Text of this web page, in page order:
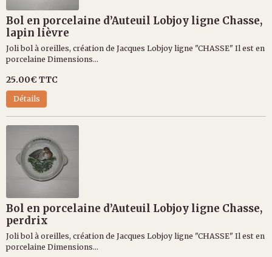
Bol en porcelaine d’Auteuil Lobjoy ligne Chasse,
lapin lièvre
Joli bol à oreilles, création de Jacques Lobjoy ligne "CHASSE" Il est en
porcelaine Dimensions...
25.00€ TTC
Détails
Bol en porcelaine d’Auteuil Lobjoy ligne Chasse,
perdrix
Joli bol à oreilles, création de Jacques Lobjoy ligne "CHASSE" Il est en
porcelaine Dimensions...